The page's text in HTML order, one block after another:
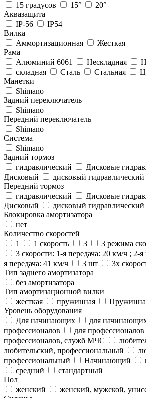
15 градусов
15°
20°
Аквазащита
IP-56
IP54
Вилка
Аммортизационная
Жесткая
Рама
Алюминий 6061
Нескладная
складная
Сталь Стальная
Манетки
Shimano
Задний переключатель
Shimano
Передний переключатель
Shimano
Система
Shimano
Задний тормоз
гидравлический
Дисковые
Дисковый
дисковый гидравлический
Передний тормоз
гидравлический
Дисковые
Дисковый
дисковый гидравлический
Блокировка амортизатора
нет
Количество скоростей
1
1 скорость 3 3 режима
3 скорости: 1-я передача: 20 км/ч ; 2-
я передача: 41 км/ч
3 шт 3х
Тип заднего амортизатора
без амортизатора
Тип амортизационной вилки
жесткая
пружинная
Уровень оборудования
Для начинающих
для
профессионалов
для профессионалов
профессионалов, служб МЧС
любительский, профессиональный
профессиональный
Начинающий
средний
стандартный
Пол
женский
женский, мужской,